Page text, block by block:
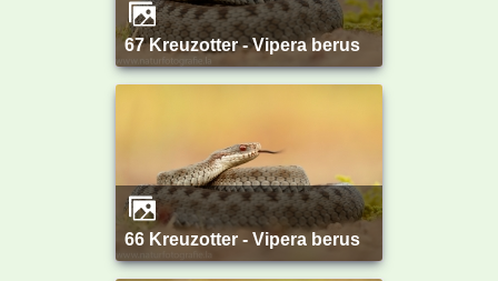
67 Kreuzotter - Vipera berus
66 Kreuzotter - Vipera berus